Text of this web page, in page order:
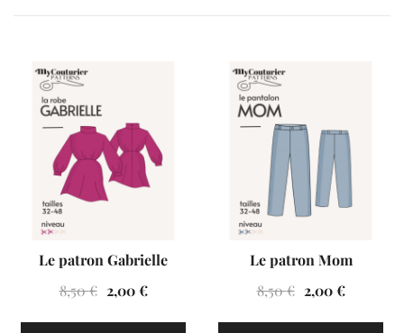
VENTES À 2€
Le patron Gabrielle
8,50€ Le
2,00€Le
VENTES À 2€
Le patron Mom
8,50€ Le
2,00€Le